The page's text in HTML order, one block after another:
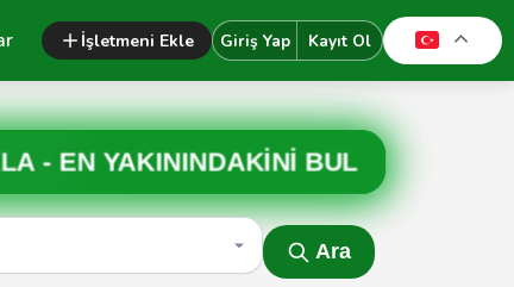
İşletmeni Ekle Giriş Yap Kayıt Ol
-EN YAKININDAKİNİ BUL
Ara